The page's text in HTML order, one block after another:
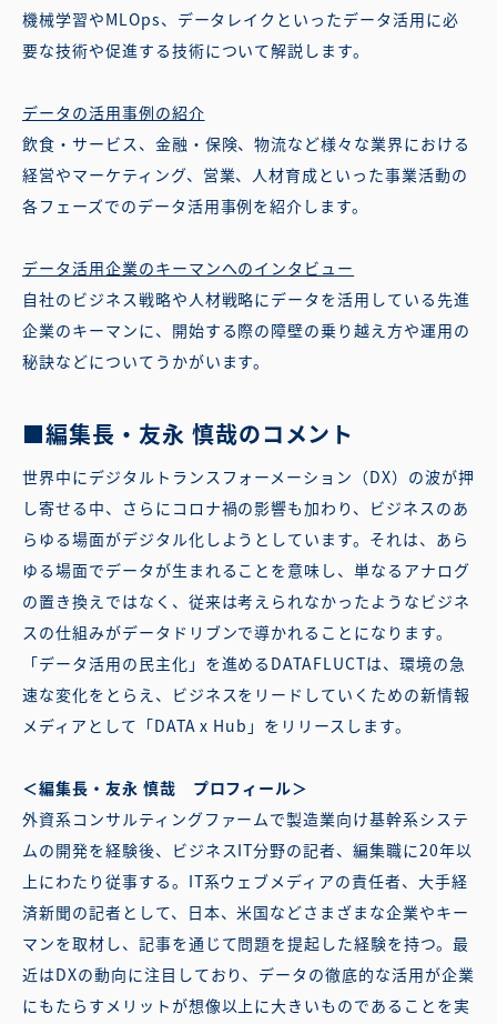
機械学習やMLOps、データレイクといったデータ活用に必
要な技術や促進する技術について解説します。
データの活用事例の紹介
飲食・サービス、金融・保険、物流など様々な業界における
経営やマーケティング、営業、人材育成といった事業活動の
各フェーズでのデータ活用事例を紹介します。
データ活用企業のキーマンへのインタビュー
自社のビジネス戦略や人材戦略にデータを活用している先進
企業のキーマンに、開始する際の障壁の乗り越え方や運用の
秘訣などについてうかがいます。
■編集長・友永 慎哉のコメント
世界中にデジタルトランスフォーメーション（DX）の波が押
し寄せる中、さらにコロナ禍の影響も加わり、ビジネスのあ
らゆる場面がデジタル化しようとしています。それは、あら
ゆる場面でデータが生まれることを意味し、単なるアナログ
の置き換えではなく、従来は考えられなかったようなビジネ
スの仕組みがデータドリブンで導かれることになります。
「データ活用の民主化」を進めるDATAFLUCTは、環境の急
速な変化をとらえ、ビジネスをリードしていくための新情報
メディアとして「DATA x Hub」をリリースします。
＜編集長・友永 慎哉 プロフィール＞
外資系コンサルティングファームで製造業向け基幹系システ
ムの開発を経験後、ビジネスIT分野の記者、編集職に20年以
上にわたり従事する。IT系ウェブメディアの責任者、大手経
済新聞の記者として、日本、米国などさまざまな企業やキー
マンを取材し、記事を通じて問題を提起した経験を持つ。最
近はDXの動向に注目しており、データの徹底的な活用が企業
にもたらすメリットが想像以上に大きいものであることを実